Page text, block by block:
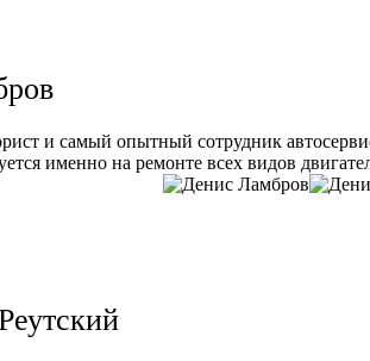
и самый опытный сотрудник
именно на ремонте всех видов